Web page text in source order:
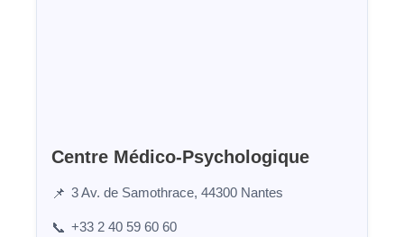
Centre Médico-Psychologique
📌 3 Av. de Samothrace, 44300 Nantes
📞 +33 2 40 59 60 60